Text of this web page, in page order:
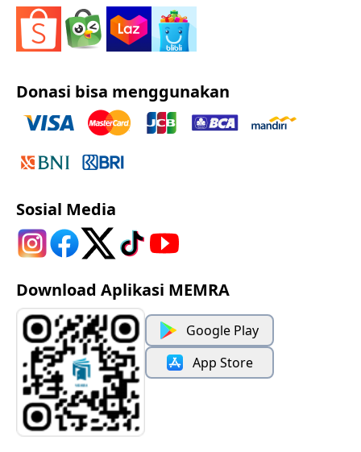
Donasi bisa menggunakan
Sosial Media
Download Aplikasi MEMRA
Google Play
App Store